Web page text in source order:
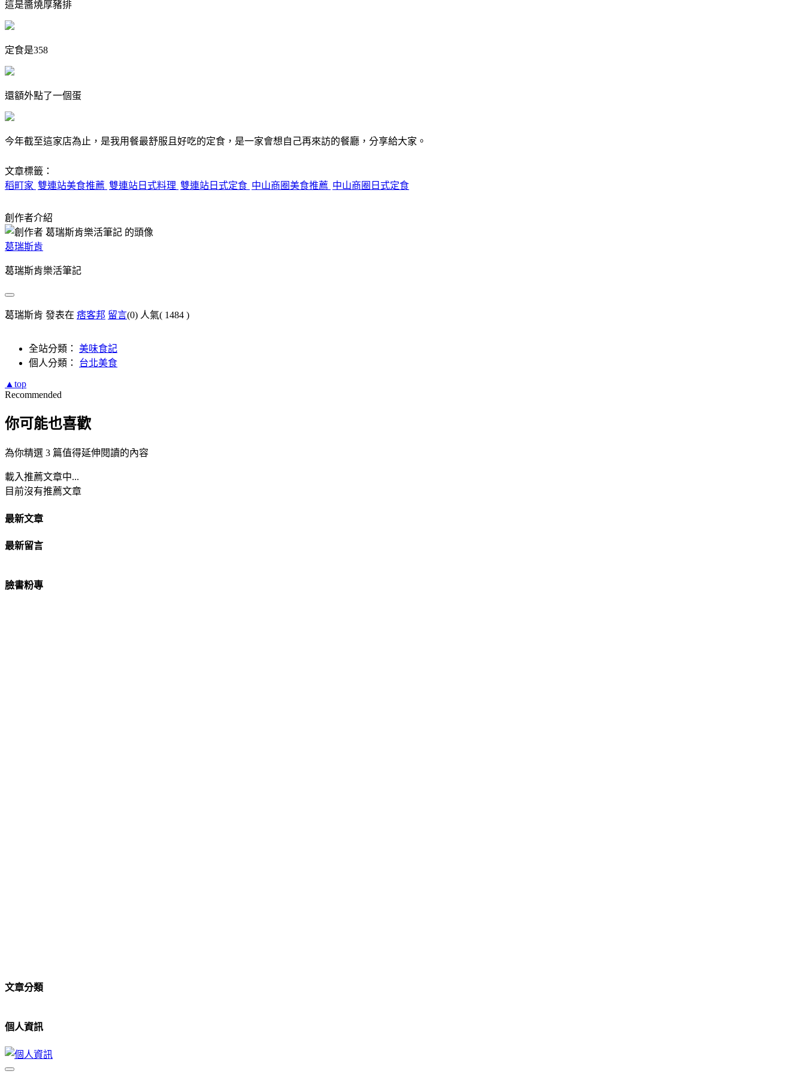
這是醬燒厚豬排
定食是358
還額外點了一個蛋
今年截至這家店為止，是我用餐最舒服且好吃的定食，是一家會想自己再來訪的餐廳，分享給大家。
文章標籤：
稻町家 雙連站美食推薦 雙連站日式料理 雙連站日式定食 中山商圈美食推薦 中山商圈日式定食
創作者介紹
葛瑞斯肯
葛瑞斯肯樂活筆記
葛瑞斯肯 發表在 痞客邦 留言(0) 人氣( 1484 )
全站分類： 美味食記
個人分類： 台北美食
▲top
Recommended
你可能也喜歡
為你精選 3 篇值得延伸閱讀的內容
載入推薦文章中...
目前沒有推薦文章
最新文章
最新留言
臉書粉專
文章分類
個人資訊